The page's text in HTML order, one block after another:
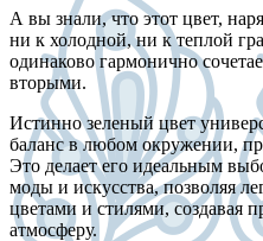
А вы знали, что этот цвет,
ни к холодной, ни к теплой
одинаково гармонично
вторыми.
Истинно зеленый цвет
баланс в любом окружении,
Это делает его идеальным
моды и искусства, позволяя
цветами и стилями, создавая
атмосферу.